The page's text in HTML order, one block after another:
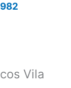
Vila